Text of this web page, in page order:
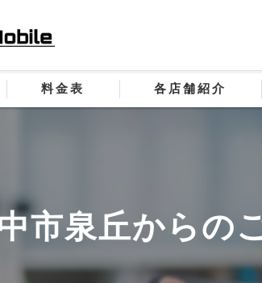
料金表 各店舗紹介
市泉丘からの